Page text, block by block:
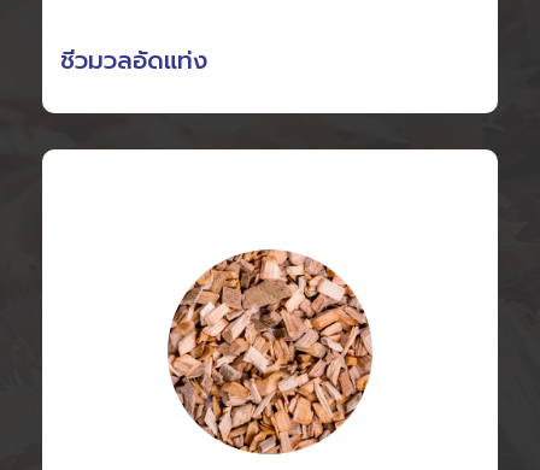
ชีวมวลอัดแท่ง